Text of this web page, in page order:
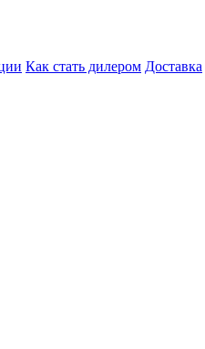
Как стать дилером Доставка